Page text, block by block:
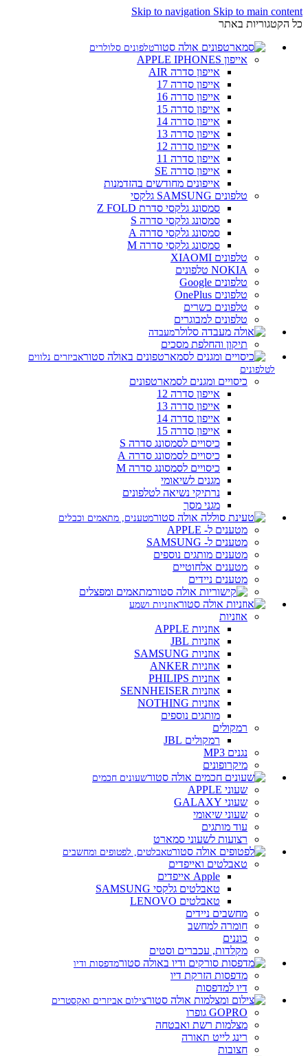
Skip to navigation Skip to main content
כל הקטגוריות באתר
טלפונים סלולרים
אייפון APPLE IPHONES
אייפון סדרה AIR
אייפון סדרה 17
אייפון סדרה 16
אייפון סדרה 15
אייפון סדרה 14
אייפון סדרה 13
אייפון סדרה 12
אייפון סדרה 11
אייפון סדרה SE
אייפונים מחודשים בהזדמנות
טלפונים SAMSUNG גלקסי
סמסונג גלקסי סדרת Z FOLD
סמסונג גלקסי סדרה S
סמסונג גלקסי סדרה A
סמסונג גלקסי סדרה M
טלפונים XIAOMI
NOKIA טלפונים
טלפונים Google
טלפונים OnePlus
טלפונים כשרים
טלפונים למבוגרים
מעבדה
תיקון והחלפת מסכים
אביזרים נלווים
לטלפונים
כיסויים ומגנים לסמארטפונים
אייפון סדרה 12
אייפון סדרה 13
אייפון סדרה 14
אייפון סדרה 15
כיסויים לסמסונג סדרה S
כיסויים לסמסונג סדרה A
כיסויים לסמסונג סדרה M
מגנים לשיאומי
נרתיקי נשיאה לטלפונים
מגני מסך
מטענים, מתאמים וכבלים
מטענים ל- APPLE
מטענים ל- SAMSUNG
מטענים מותגים נוספים
מטענים אלחוטיים
מטענים ניידים
מתאמים ומפצלים
אוזניות ושמע
אוזניות
אוזניות APPLE
אוזניות JBL
אוזניות SAMSUNG
אוזניות ANKER
אוזניות PHILIPS
אוזניות SENNHEISER
אוזניות NOTHING
מותגים נוספים
רמקולים
רמקולים JBL
נגנים MP3
מיקרופונים
שעונים חכמים
שעוני APPLE
שעוני GALAXY
שעוני שיאומי
עוד מותגים
רצועות לשעוני סמארט
טאבלטים, לפטופים ומחשבים
טאבלטים ואייפדים
Apple אייפדים
טאבלטים גלקסי SAMSUNG
טאבלטים LENOVO
מחשבים ניידים
חומרה למחשב
כוננים
מקלדות, עכברים וסטים
מדפסות ודיו
מדפסות הזרקת דיו
דיו למדפסות
צילום אביזרים ואקסטרים
GOPRO גופרו
מצלמות רשת ואבטחה
רינג לייט תאורה
חצובות